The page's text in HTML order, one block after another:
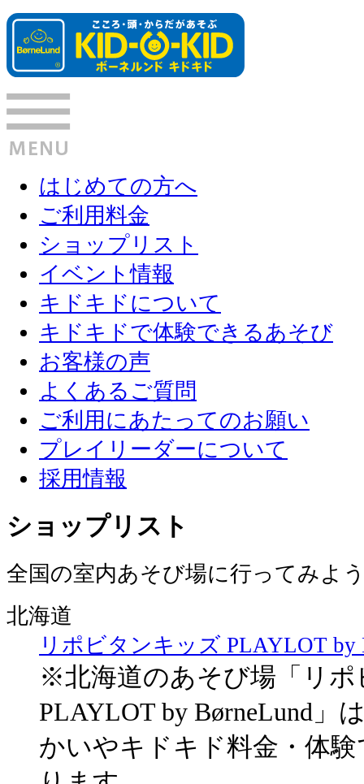
はじめての方へ
ご利用料金
ショップリスト
イベント情報
キドキドについて
キドキドで体験できるあそび
お客様の声
よくあるご質問
ご利用にあたってのお願い
プレイリーダーについて
採用情報
ショップリスト
全国の室内あそび場に行ってみよ
北海道
リポビタンキッズ PLAYLOT by
※北海道のあそび場「リポ
PLAYLOT by BørneLund」
かいやキドキド料金・体